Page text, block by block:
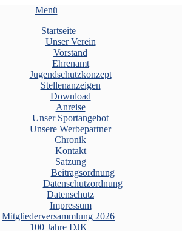
Menü
Startseite
Unser Verein
Vorstand
Ehrenamt
Jugendschutzkonzept
Stellenanzeigen
Download
Anreise
Unser Sportangebot
Unsere Werbepartner
Chronik
Kontakt
Satzung
Beitragsordnung
Datenschutzordnung
Datenschutz
Impressum
Mitgliederversammlung 2026
100 Jahre DJK